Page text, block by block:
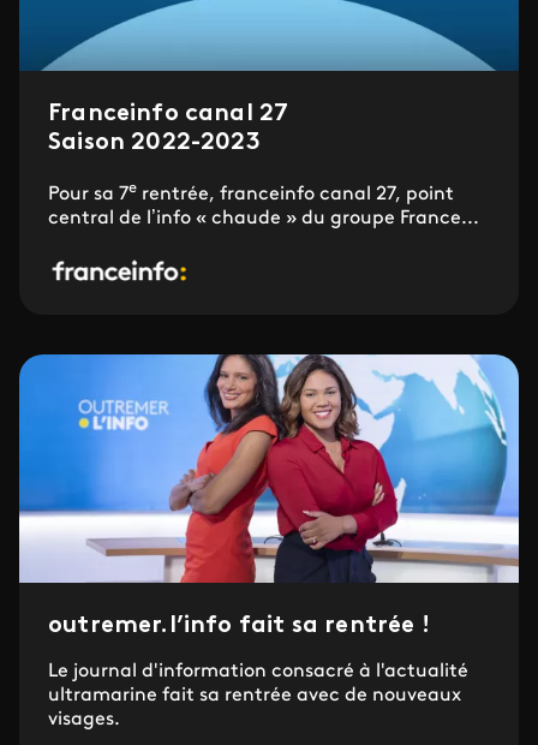
Franceinfo canal 27
Saison 2022-2023
Pour sa 7e rentrée, franceinfo canal 27, point
central de l’info « chaude » du groupe France...
outremer.l’info fait sa rentrée !
Le journal d'information consacré à l'actualité
ultramarine fait sa rentrée avec de nouveaux
visages.